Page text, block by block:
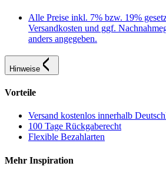
Alle Preise inkl. 7% bzw. 19%
Versandkosten und ggf.
anders angegeben.
Hinweise
Vorteile
Versand kostenlos innerhalb
100 Tage Rückgaberecht
Flexible Bezahlarten
Mehr Inspiration